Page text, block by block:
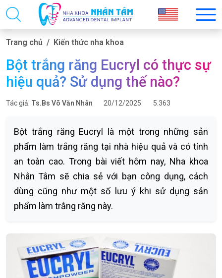
Trang chủ Kiến thức nha khoa
Bột trắng răng Eucryl có thực sự
hiệu quả? Sử dụng thế nào?
Tác giả: Ts.Bs Võ Văn Nhân 20/12/2025 5.363
Bột trắng răng Eucryl là một trong những sản
phẩm làm trắng răng tại nhà hiệu quả và có tính
an toàn cao. Trong bài viết hôm nay, Nha khoa
Nhân Tâm sẽ chia sẻ với bạn công dụng, cách
dùng cũng như một số lưu ý khi sử dụng sản
phẩm làm trắng răng này.